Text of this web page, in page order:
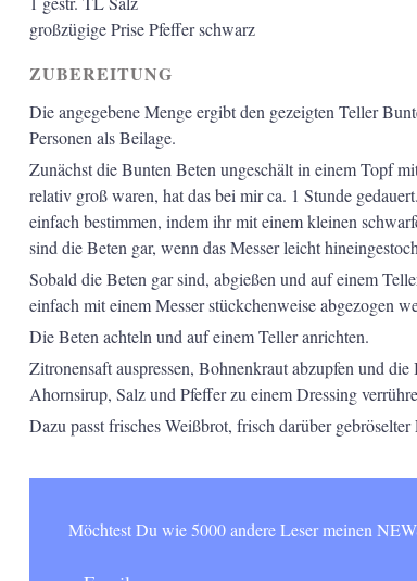
großzügige PrisePfeffer schwarz
ZUBEREITUNG
Die angegebene Menge ergibt den gezeigten Teller
Personen als Beilage.
Zunächst die Bunten Beten ungeschält in einem Topf
relativ groß waren, hat das bei mir ca. 1 Stunde
einfach bestimmen, indem ihr mit einem kleinen
sind die Beten gar, wenn das Messer leicht
Sobald die Beten gar sind, abgießen und auf einem
einfach mit einem Messer stückchenweise abgezogen
Die Beten achteln und auf einem Teller anrichten.
Zitronensaft auspressen, Bohnenkraut abzupfen und
Ahornsirup, Salz und Pfeffer zu einem Dressing
Dazu passt frisches Weißbrot, frisch darüber
Möchtest Du wie 5000 andere Leser meinen